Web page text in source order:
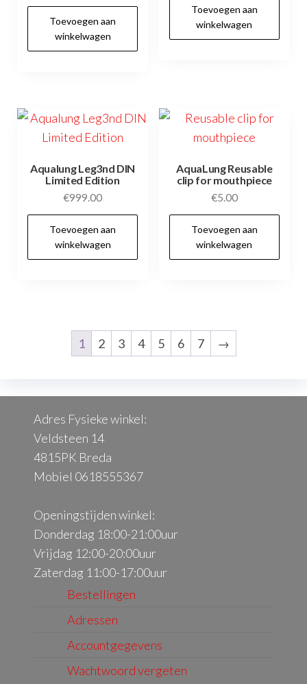
Toevoegen aan
winkelwagen
was:
€0.99.
is:
€0.80.
Toevoegen aan
winkelwagen
Aqualung Leg3nd DIN
Limited Edition
€999.00
Toevoegen aan
winkelwagen
AquaLung Reusable
clip for mouthpiece
€5.00
Toevoegen aan
winkelwagen
1 2 3 4 5 6 7 →
Adres Fysieke winkel:
Veldsteen 14
4815PK Breda
Mobiel 0618555367
Openingstijden winkel:
Donderdag 18:00-21:00uur
Vrijdag 12:00-20:00uur
Zaterdag 11:00-17:00uur
Bestellingen
Adressen
Accountgegevens
Wachtwoord vergeten